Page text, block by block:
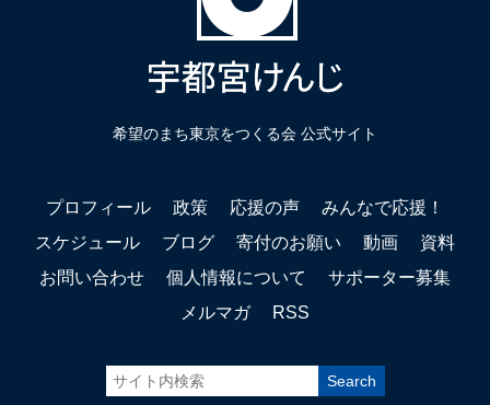
希望のまち東京をつくる会 公式サイト
プロフィール 政策 応援の声
みんなで応援！
スケジュール
ブログ 寄付のお願い 動画
資料
お問い合わせ
個人情報について
サポーター募集
メルマガ
RSS